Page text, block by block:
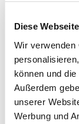
Diese
Wir verwenden
können und
Außerdem
unserer
Werbung und